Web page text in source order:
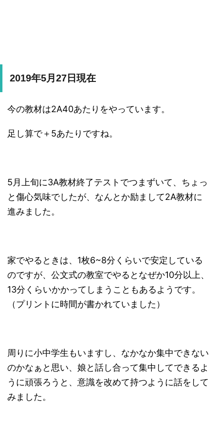
2019年5月27日現在
今の教材は2A40あたりをやっています。
足し算で＋5あたりですね。
5月上旬に3A教材終了テストでつまずいて、ちょっ
と傷心気味でしたが、なんとか励まして2A教材に
進みました。
家でやるときは、1枚6~8分くらいで安定している
のですが、公文式の教室でやるとなぜか10分以上、
13分くらいかかってしまうこともあるようです。
（プリントに時間が書かれていました）
周りに小中学生もいますし、なかなか集中できない
のかなぁと思い、娘と話し合って集中してできるよ
うに頑張ろうと、意識を改めて持つように話をして
みました。